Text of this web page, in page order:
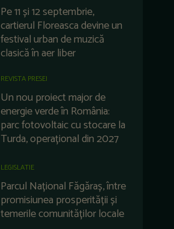
Pe 11 și 12 septembrie,
cartierul Floreasca devine un
festival urban de muzică
clasică în aer liber
REVISTA PRESEI
Un nou proiect major de
energie verde în România:
parc fotovoltaic cu stocare la
Turda, operațional din 2027
LEGISLATIE
Parcul Național Făgăraș, între
promisiunea prosperității și
temerile comunităților locale